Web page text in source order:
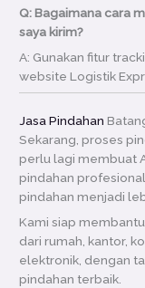
Q: Bagaimana cara
saya kirim?
A: Gunakan fitur
website Logistik
Jasa Pindahan
Sekarang, proses
perlu lagi membuat
pindahan
pindahan menjadi
Kami siap
dari rumah, kantor,
elektronik, dengan
pindahan terbaik.